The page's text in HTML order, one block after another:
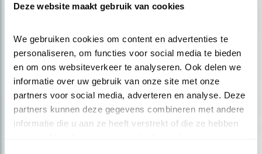
Deze website maakt gebruik van cookies
We gebruiken cookies om content en advertenties te
personaliseren, om functies voor social media te bieden
en om ons websiteverkeer te analyseren. Ook delen we
informatie over uw gebruik van onze site met onze
partners voor social media, adverteren en analyse. Deze
partners kunnen deze gegevens combineren met andere
informatie die u aan ze heeft verstrekt of die ze hebben